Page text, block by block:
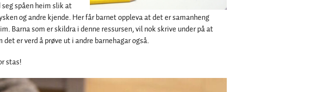
spåen heim slik at
og andre kjende. Her får barnet oppleva at det er samanheng
Barna som er skildra i denne ressursen, vil nok skrive under på at
er verd å prøve ut i andre barnehagar også.
stas!